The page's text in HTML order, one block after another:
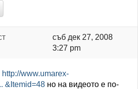
съб дек 27, 2008
3:27 pm
http://www.umarex-
&Itemid=48 но на видеото е по-